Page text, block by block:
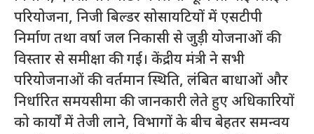
परियोजना, निजी बिल्डर सोसायटियों में एसटीपी
निर्माण तथा वर्षा जल निकासी से जुड़ी योजनाओं की
विस्तार से समीक्षा की गई। केंद्रीय मंत्री ने सभी
परियोजनाओं की वर्तमान स्थिति, लंबित बाधाओं और
निर्धारित समयसीमा की जानकारी लेते हुए अधिकारियों
को कार्यों में तेजी लाने, विभागों के बीच बेहतर समन्वय